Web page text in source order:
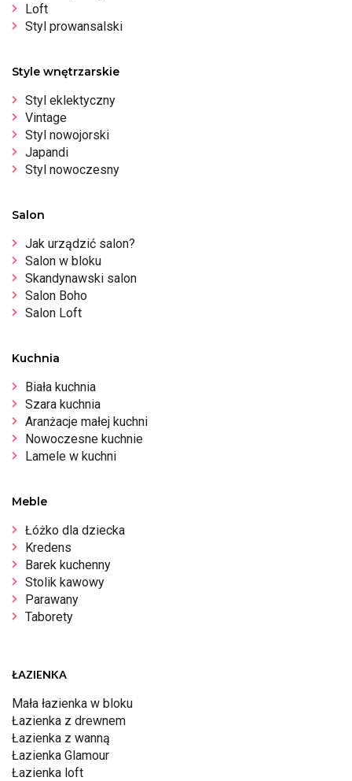
Loft
Styl prowansalski
Style wnętrzarskie
Styl eklektyczny
Vintage
Styl nowojorski
Japandi
Styl nowoczesny
Salon
Jak urządzić salon?
Salon w bloku
Skandynawski salon
Salon Boho
Salon Loft
Kuchnia
Biała kuchnia
Szara kuchnia
Aranżacje małej kuchni
Nowoczesne kuchnie
Lamele w kuchni
Meble
Łóżko dla dziecka
Kredens
Barek kuchenny
Stolik kawowy
Parawany
Taborety
ŁAZIENKA
Mała łazienka w bloku
Łazienka z drewnem
Łazienka z wanną
Łazienka Glamour
Łazienka loft